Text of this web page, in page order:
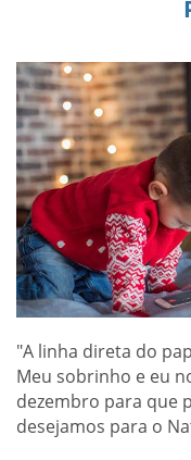
"A linha direta do
Meu sobrinho e eu
dezembro para que
desejamos para o